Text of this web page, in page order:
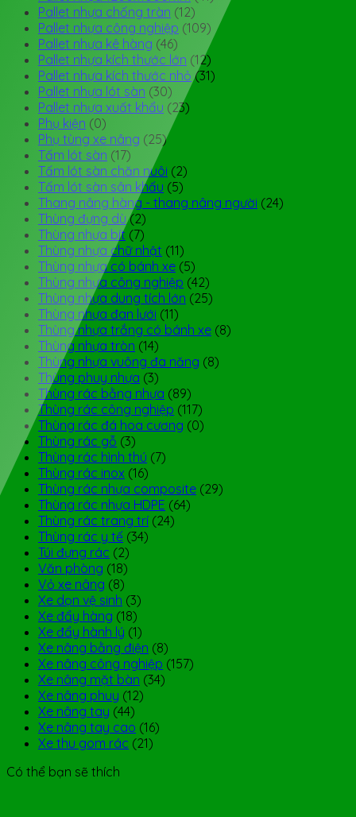
Pallet nhựa chống tràn (12)
Pallet nhựa công nghiệp (109)
Pallet nhựa kê hàng (46)
Pallet nhựa kích thước lớn (12)
Pallet nhựa kích thước nhỏ (31)
Pallet nhựa lót sàn (30)
Pallet nhựa xuất khẩu (23)
Phụ kiện (0)
Phụ tùng xe nâng (25)
Tấm lót sàn (17)
Tấm lót sàn chăn nuôi (2)
Tấm lót sàn sân khấu (5)
Thang nâng hàng - thang nâng người (24)
Thùng đựng dù (2)
Thùng nhựa bít (7)
Thùng nhựa chữ nhật (11)
Thùng nhựa có bánh xe (5)
Thùng nhựa công nghiệp (42)
Thùng nhựa dung tích lớn (25)
Thùng nhựa đan lưới (11)
Thùng nhựa trắng có bánh xe (8)
Thùng nhựa tròn (14)
Thùng nhựa vuông đa năng (8)
Thùng phuy nhựa (3)
Thùng rác bằng nhựa (89)
Thùng rác công nghiệp (117)
Thùng rác đá hoa cương (0)
Thùng rác gỗ (3)
Thùng rác hình thú (7)
Thùng rác inox (16)
Thùng rác nhựa composite (29)
Thùng rác nhựa HDPE (64)
Thùng rác trang trí (24)
Thùng rác y tế (34)
Túi đựng rác (2)
Văn phòng (18)
Vỏ xe nâng (8)
Xe dọn vệ sinh (3)
Xe đẩy hàng (18)
Xe đẩy hành lý (1)
Xe nâng bằng điện (8)
Xe nâng công nghiệp (157)
Xe nâng mặt bàn (34)
Xe nâng phuy (12)
Xe nâng tay (44)
Xe nâng tay cao (16)
Xe thu gom rác (21)
Có thể bạn sẽ thích